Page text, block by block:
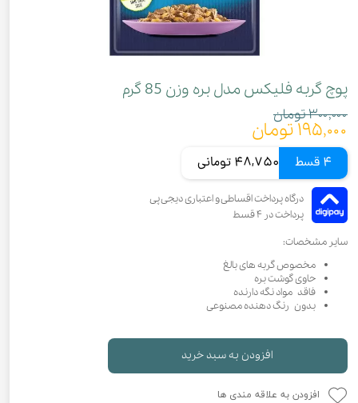
پوچ گربه فلیکس مدل بره وزن 85 گرم
۳۰۰,۰۰۰ تومان
۱۹۵,۰۰۰ تومان
4 قسط 48,750 تومانی
سایر مشخصات:
مخصوص گربه های بالغ
حاوی گوشت بره
فاقد مواد نگه دارنده
بدون رنگ دهنده مصنوعی
افزودن به سبد خرید
افزودن به علاقه مندی ها